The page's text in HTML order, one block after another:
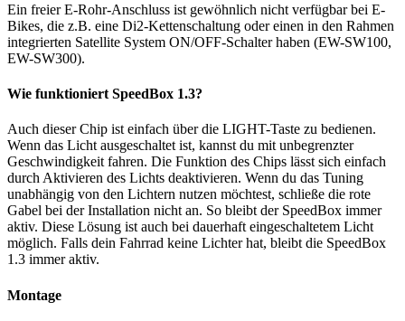
Ein freier E-Rohr-Anschluss ist gewöhnlich nicht verfügbar bei E-
Bikes, die z.B. eine Di2-Kettenschaltung oder einen in den Rahmen
integrierten Satellite System ON/OFF-Schalter haben (EW-SW100,
EW-SW300).
Wie funktioniert SpeedBox 1.3?
Auch dieser Chip ist einfach über die LIGHT-Taste zu bedienen.
Wenn das Licht ausgeschaltet ist, kannst du mit unbegrenzter
Geschwindigkeit fahren. Die Funktion des Chips lässt sich einfach
durch Aktivieren des Lichts deaktivieren. Wenn du das Tuning
unabhängig von den Lichtern nutzen möchtest, schließe die rote
Gabel bei der Installation nicht an. So bleibt der SpeedBox immer
aktiv. Diese Lösung ist auch bei dauerhaft eingeschaltetem Licht
möglich. Falls dein Fahrrad keine Lichter hat, bleibt die SpeedBox
1.3 immer aktiv.
Montage